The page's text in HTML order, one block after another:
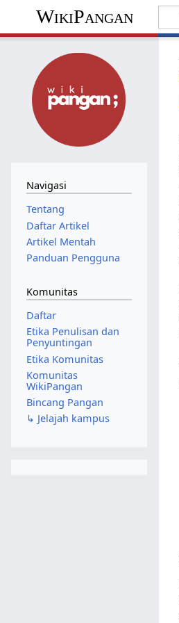
WikiPangan
Navigasi
Tentang
Daftar Artikel
Artikel Mentah
Panduan Pengguna
Komunitas
Daftar
Etika Penulisan dan
Penyuntingan
Etika Komunitas
Komunitas
WikiPangan
Bincang Pangan
↳ Jelajah kampus